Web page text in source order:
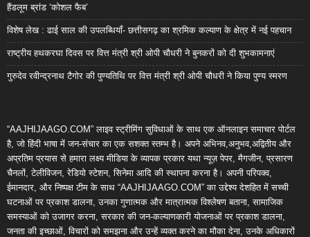
हैंडलूम ब्रांड ‘कोशल फैब’
विशेष लेख : ढाई साल की उपलब्धियाँ- छत्तीसगढ़ का श्रमिक कल्याण के क्षेत्र में नई पहचान
राष्ट्रीय हथकरघा दिवस पर वित्त मंत्री श्री ओपी चौधरी ने बुनकरों को दी शुभकामनाएं
गुरुदेव रवीन्द्रनाथ टैगोर की पुण्यतिथि पर वित्त मंत्री श्री ओपी चौधरी ने किया पुण्य स्मरण
“AAJHIJAAGO.COM” लाइव स्ट्रीमिंग सुविधाओं के साथ एक ऑनलाइन समाचार पोर्टल
है, जो हिंदी भाषा में जन-संचार का एक सशक्त स्तम्भ है। अपने अभिनव,अनुभव,अद्वितीय और
अप्रतिम प्रयास से हमारा लक्ष्य मीडिया के व्यापक प्रकार यथा न्यूज़ पेपर, मैगजीन, प्रसारण
चैनलों, टेलीविजन, रेडियो स्टेशन, सिनेमा आदि की स्थापना करना है। अपनी परिपक्व,
ईमानदार, और निष्पक्ष टीम के साथ “AAJHIJAAGO.COM” का उद्देश्य देशहित में सच्ची
घटनाओं पर प्रकाश डालना, उनका गुणात्मक और मात्रात्मक विश्लेषण बताना, सामाजिक
समस्याओं को उजागर करना, सरकार की जन-कल्याणकारी योजनाओं पर प्रकाश डालना,
जनता की इच्छाओं, विचारों को समझना और उन्हें व्यक्त करने का मौका देना, उनके अधिकारों